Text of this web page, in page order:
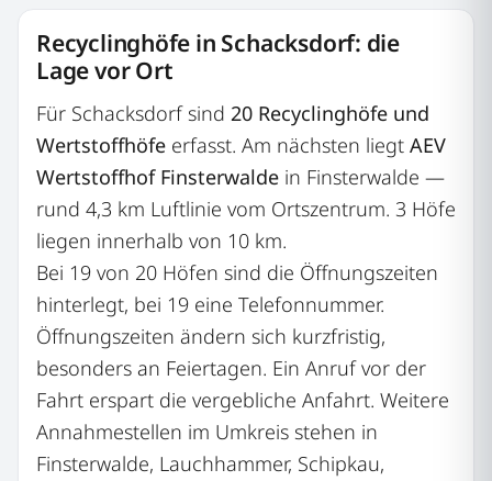
Recyclinghöfe in Schacksdorf: die
Lage vor Ort
Für Schacksdorf sind 20 Recyclinghöfe und
Wertstoffhöfe erfasst. Am nächsten liegt AEV
Wertstoffhof Finsterwalde in Finsterwalde —
rund 4,3 km Luftlinie vom Ortszentrum. 3 Höfe
liegen innerhalb von 10 km.
Bei 19 von 20 Höfen sind die Öffnungszeiten
hinterlegt, bei 19 eine Telefonnummer.
Öffnungszeiten ändern sich kurzfristig,
besonders an Feiertagen. Ein Anruf vor der
Fahrt erspart die vergebliche Anfahrt. Weitere
Annahmestellen im Umkreis stehen in
Finsterwalde, Lauchhammer, Schipkau,